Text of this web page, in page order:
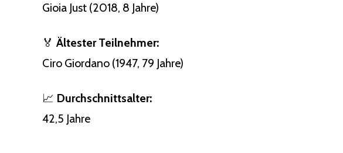
Gioia Just (2018, 8 Jahre)
🏅 Ältester Teilnehmer:
Ciro Giordano (1947, 79 Jahre)
📈 Durchschnittsalter:
42,5 Jahre